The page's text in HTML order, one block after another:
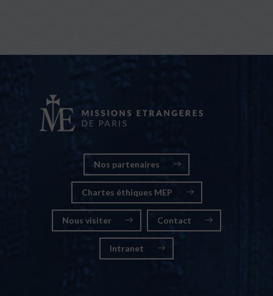
Nos partenaires
Chartes éthiques MEP
Nous visiter Contact
Intranet